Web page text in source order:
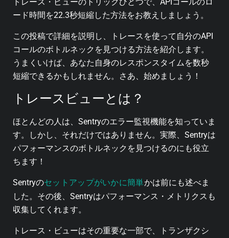
ード時間を22.3秒短縮した方法をお教えしましょう。
この投稿で詳細を説明し、トレースを使って自分のAPI
コールのボトルネックを見つける方法を紹介します。
うまくいけば、あなた自身のレスポンスタイムを数秒
短縮できるかもしれません。さあ、始めましょう！
トレースビューとは？
ほとんどの人は、Sentryのエラー監視機能を知っていま
す。しかし、それだけではありません。実際、Sentryは
パフォーマンスのボトルネックを見つけるのにも役立
ちます！
Sentryのセットアップがいかに簡単かは前にも述べま
した。その後、Sentryはパフォーマンス・メトリクスも
収集してくれます。
トレース・ビューはその重要な一部で、トランザクシ